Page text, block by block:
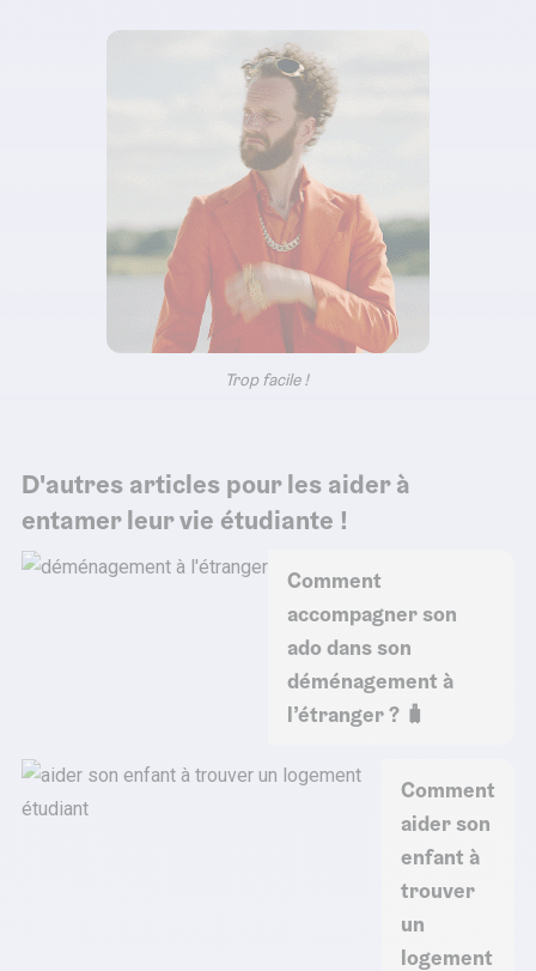
Trop facile !
D'autres articles pour les aider à
entamer leur vie étudiante !
Comment
accompagner son
ado dans son
déménagement à
l’étranger ? 🧳
Comment
aider son
enfant à
trouver
un
logement